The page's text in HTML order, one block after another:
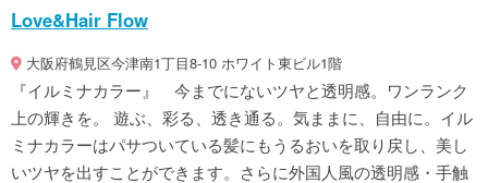
Love&Hair Flow
大阪府鶴見区今津南1丁目8-10 ホワイト東ビル1階
『イルミナカラー』 今までにないツヤと透明感。ワンランク
上の輝きを。 遊ぶ、彩る、透き通る。気ままに、自由に。イル
ミナカラーはパサついている髪にもうるおいを取り戻し、美し
いツヤを出すことができます。さらに外国人風の透明感・手触